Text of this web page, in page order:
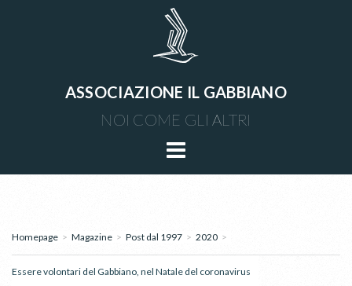
ASSOCIAZIONE IL GABBIANO
NOI COME GLI ALTRI
Homepage > Magazine > Post dal 1997 > 2020 >
Essere volontari del Gabbiano, nel Natale del coronavirus